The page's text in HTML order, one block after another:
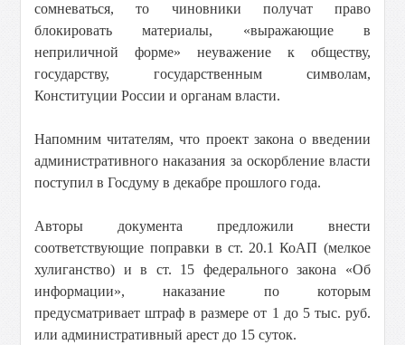
сомневаться, то чиновники получат право
блокировать материалы, «выражающие в
неприличной форме» неуважение к обществу,
государству, государственным символам,
Конституции России и органам власти.
Напомним читателям, что проект закона о введении
административного наказания за оскорбление власти
поступил в Госдуму в декабре прошлого года.
Авторы документа предложили внести
соответствующие поправки в ст. 20.1 КоАП (мелкое
хулиганство) и в ст. ​15 федерального закона «Об
информации», наказание по которым
предусматривает штраф в размере от 1 до 5 тыс. руб.
или административный арест до 15 суток.